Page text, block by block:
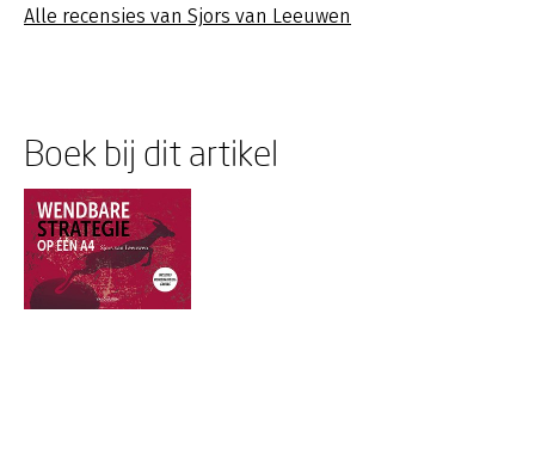
Alle recensies van Sjors van Leeuwen
Boek bij dit artikel